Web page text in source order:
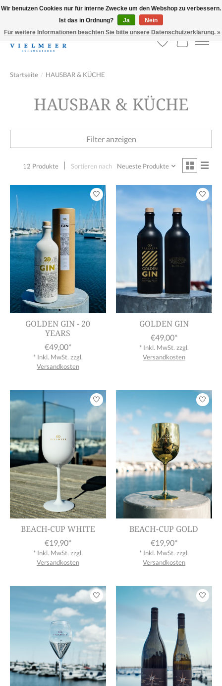
Versandkostenfreie Lieferung ab 100,- Euro!
Wunschzettel
Ihr
Startseite / HAUSBAR & KÜCHE
HAUSBAR & KÜCHE
Filter anzeigen
12 Produkte Sortieren nach Neueste Produkte
GOLDEN GIN - 20
YEARS
€49,00*
* Inkl. MwSt. zzgl.
Versandkosten
GOLDEN GIN
€49,00*
* Inkl. MwSt. zzgl.
Versandkosten
BEACH-CUP WHITE
€19,90*
* Inkl. MwSt. zzgl.
Versandkosten
BEACH-CUP GOLD
€19,90*
* Inkl. MwSt. zzgl.
Versandkosten
Wir benutzen Cookies nur für interne Zwecke um den Webshop zu verbessern.
Ist das in Ordnung?
Ja
Nein
Für weitere Informationen beachten Sie bitte unsere Datenschutzerklärung. »